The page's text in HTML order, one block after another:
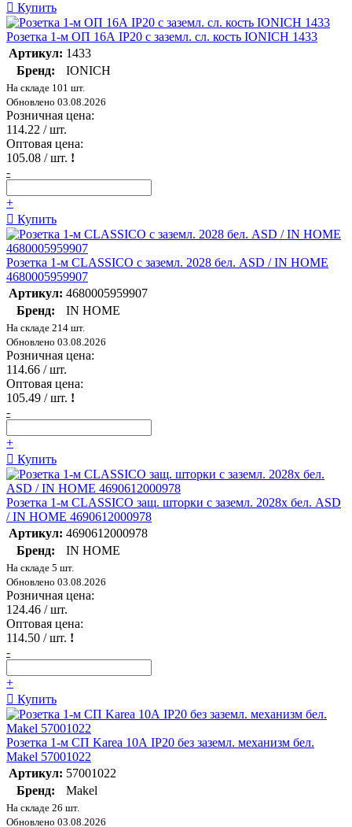
Купить
Розетка 1-м ОП 16А IP20 с заземл. сл. кость IONICH 1433
Артикул: 1433
Бренд:
IONICH
На складе 101 шт.
Обновлено 03.08.2026
Розничная цена:
114.22 / шт.
Оптовая цена:
105.08 / шт. !
-
+
Купить
Розетка 1-м CLASSICO с заземл. 2028 бел. ASD / IN HOME
4680005959907
Артикул: 4680005959907
Бренд:
IN HOME
На складе 214 шт.
Обновлено 03.08.2026
Розничная цена:
114.66 / шт.
Оптовая цена:
105.49 / шт. !
-
+
Купить
Розетка 1-м CLASSICO защ. шторки с заземл. 2028x бел. ASD
/ IN HOME 4690612000978
Артикул: 4690612000978
Бренд:
IN HOME
На складе 5 шт.
Обновлено 03.08.2026
Розничная цена:
124.46 / шт.
Оптовая цена:
114.50 / шт. !
-
+
Купить
Розетка 1-м СП Karea 10А IP20 без заземл. механизм бел.
Makel 57001022
Артикул: 57001022
Бренд:
Makel
На складе 26 шт.
Обновлено 03.08.2026